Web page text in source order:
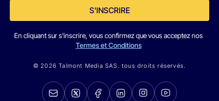
S'INSCRIRE
En cliquant sur s'inscrire, vous confirmez que vous acceptez nos
Termes et Conditions
© 2026 Talmont Media SAS. tous droits réservés.